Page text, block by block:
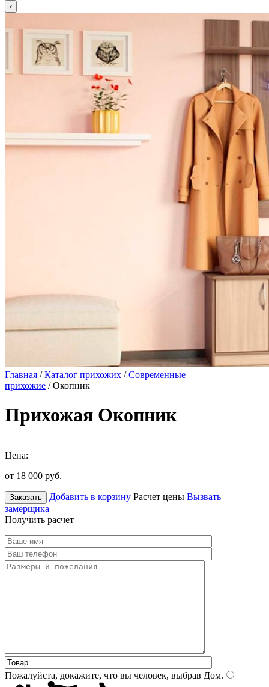
Главная /Каталог прихожих /Современные
прихожие / Окопник
Прихожая Окопник
Цена:
от 18 000 руб.
Заказать Добавить в корзину Расчет цены Вызвать
замерщика
Получить расчет
Пожалуйста, докажите, что вы человек, выбрав Дом.